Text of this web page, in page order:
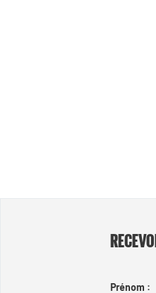
Prénom :